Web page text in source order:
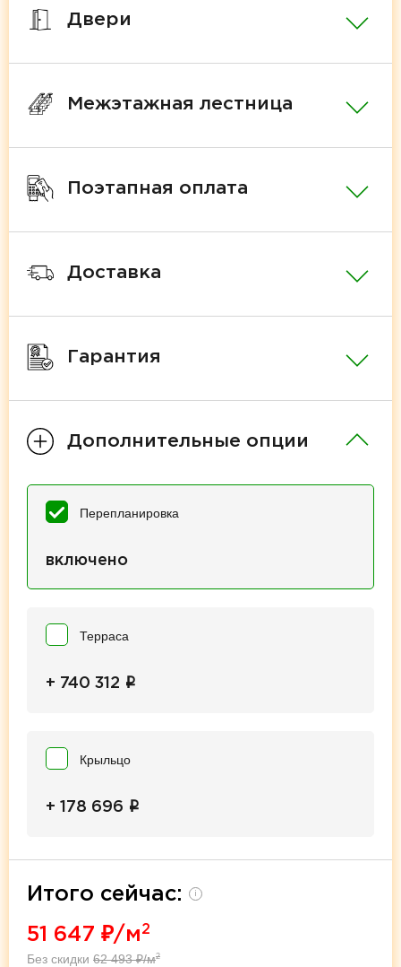
Двери
Межэтажная лестница
Поэтапная оплата
Доставка
Гарантия
Дополнительные опции
Перепланировка
включено
Терраса
+ 740 312 i
Крыльцо
+ 178 696 i
Итого сейчас: i
51 647 ₽/м 2
Без скидки 62 493₽/м2